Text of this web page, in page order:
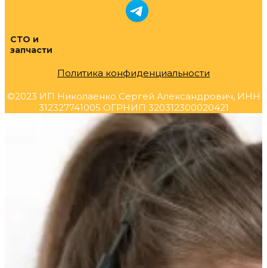
СТО и
запчасти
Политика конфиденциальности
©2023 ИП Николаенко Сергей Александрович, ИНН
312327741005 ОГРНИП 320312300020421